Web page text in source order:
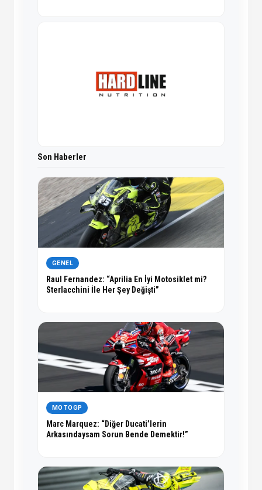
Son Haberler
GENEL
Raul Fernandez: “Aprilia En İyi Motosiklet mi?
Sterlacchini İle Her Şey Değişti”
MOTOGP
Marc Marquez: “Diğer Ducati’lerin
Arkasındaysam Sorun Bende Demektir!”